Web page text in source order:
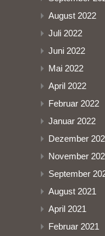
August 2022
Juli 2022
Juni 2022
Mai 2022
April 2022
Februar 2022
Januar 2022
Dezember
November
September
August 2021
April 2021
Februar 2021